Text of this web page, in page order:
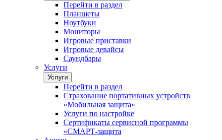
Перейти в раздел
Планшеты
Ноутбуки
Мониторы
Игровые приставки
Игровые девайсы
Саундбары
Услуги
Услуги
Перейти в раздел
Страхование портативных устройств
«Мобильная защита»
Услуги по настройке
Сертификаты сервисной программы
«СМАРТ-защита